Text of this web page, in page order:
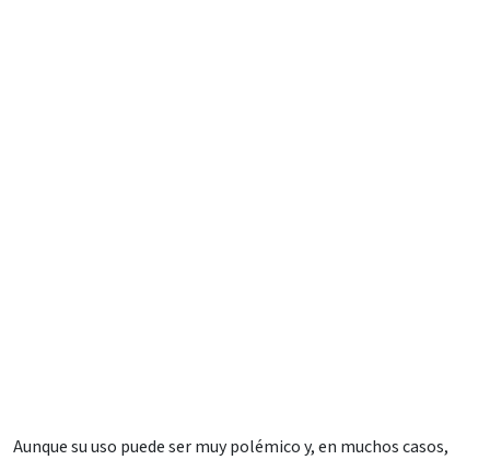
Aunque su uso puede ser muy polémico y, en muchos casos,